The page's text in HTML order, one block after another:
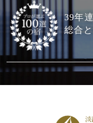
39年
総合